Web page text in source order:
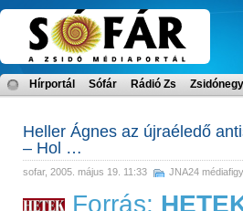
Hírportál Sófár Rádió Zs
Heller Ágnes az újraéledő
– Hol …
sofar, 2005. május 19. 11:33 JNA24
Forrás: